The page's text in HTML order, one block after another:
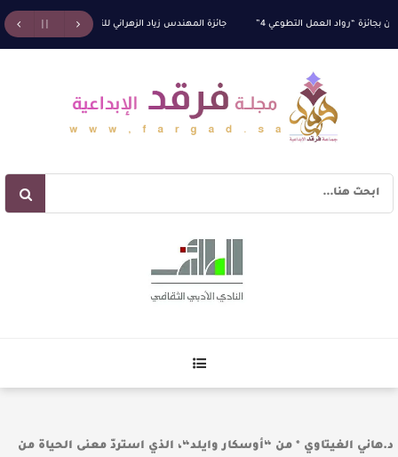
“رواد العمل التطوعي 4” جائزة المهندس زياد الزهراني للتفوق العلمي تكرّم نخبة من أبناء
البناء الاستهلالي في رواية : ( على كف رتويت ) للدكتورة زينب الخضيري
د.هاني الغيتاوي * من “أوسكار وايلد“، الذي استردّ معنى الحياة من